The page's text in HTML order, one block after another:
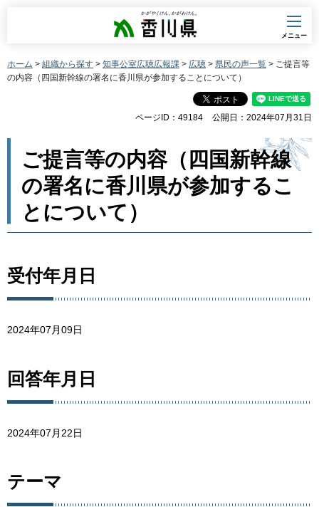
香川県
メニュー
ホーム > 組織から探す > 知事公室広聴広報課 > 広聴 > 県民の声一覧 > ご提言等
の内容（四国新幹線の署名に香川県が参加することについて）
ページID：49184 公開日：2024年07月31日
ご提言等の内容（四国新幹線
の署名に香川県が参加するこ
とについて）
受付年月日
2024年07月09日
回答年月日
2024年07月22日
テーマ